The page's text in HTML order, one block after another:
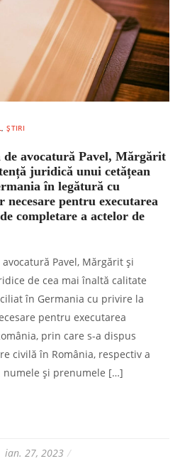
,ȘTIRI
de avocatură Pavel, Mărgărit
juridică unui cetățean
în legătură cu
necesare pentru executarea
completare a actelor de
Pavel, Mărgărit și
de cea mai înaltă calitate
în Germania cu privire la
pentru executarea
prin care s-a dispus
civilă în România, respectiv a
numele și prenumele […]
ian. 27, 2023